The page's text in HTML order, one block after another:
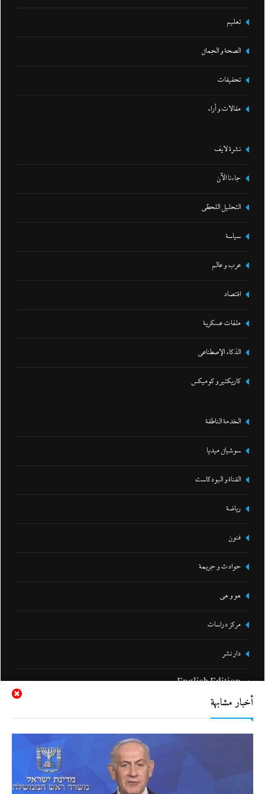
أخبار مشابهة
تعليم
الصحة و الجمال
تحقيقات
مقالات و أراء
نشرة لايف
جاءنا الآن
التحليل اللحظي
سياسة
عرب و عالم
اقتصاد
ملفات عسكرية
الذكاء الإصطناعي
كاريكتير و كوميكس
الخدمة الناطقة
سوشيال ميديا
القناة و البودكاست
رياضة
فنون
حوادث و جريمة
هو و هي
مركز دراسات
دار نشر
English Edition
سياسة الخصوصية اتصل بنا